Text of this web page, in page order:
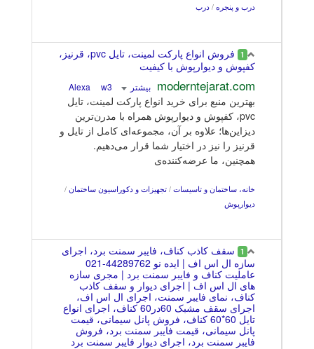
درب و پنجره / درب
1
فروش انواع پارکت لمینت، تایل pvc، قرنیز،
کفپوش و دیوارپوش با کیفیت
moderntejarat.com بیشتر w3
بهترین منبع برای خرید انواع پارکت لمینت، تایل
pvc، کفپوش و دیوارپوش همراه با مدرن‌ترین
دیزاین‌ها؛ علاوه بر آن، مجموعه‌ای کامل از تایل و
قرنیز را نیز در اختیار شما قرار می‌دهیم.
همچنین، ما عرضه‌کننده‌ی
خانه، ساختمان و تاسیسات / تجهیزات و دکوراسیون ساختمان /
دیوارپوش
1 سقف کاذب کناف، فایبر سمنت برد، اجرای
سازه ال اس اف | ایده نو 44289762-021
عاملیت کناف و فایبر سمنت برد | مجری سازه
های ال اس اف | اجرای دیوار و سقف کاذب
کناف، نمای فایبر سمنت، اجرای ال اس اف،
اجرای سقف مشبک 60در60 کناف، اجرای انواع
تایل 60*60 کناف، فروش پانل سیمانی، قیمت
پانل سیمانی، قیمت فایبر سمنت برد، فروش
فایبر سمنت برد، اجرای دیوار فایبر سمنت برد